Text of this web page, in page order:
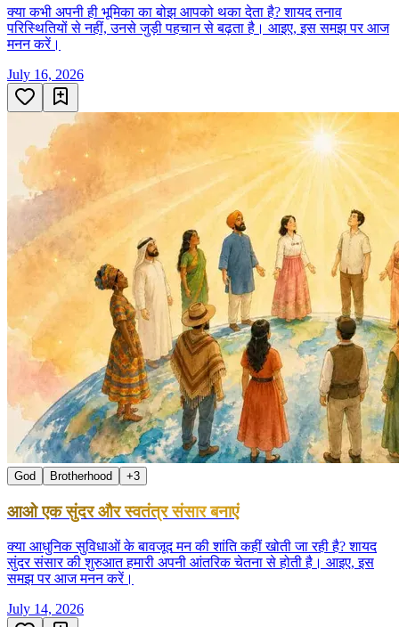
क्या कभी अपनी ही भूमिका का बोझ आपको थका देता है? शायद तनाव
परिस्थितियों से नहीं, उनसे जुड़ी पहचान से बढ़ता है। आइए, इस समझ पर आज
मनन करें।
July 16, 2026
God Brotherhood +3
आओ एक सुंदर और स्वतंत्र संसार बनाएं
क्या आधुनिक सुविधाओं के बावजूद मन की शांति कहीं खोती जा रही है? शायद
सुंदर संसार की शुरुआत हमारी अपनी आंतरिक चेतना से होती है। आइए, इस
समझ पर आज मनन करें।
July 14, 2026